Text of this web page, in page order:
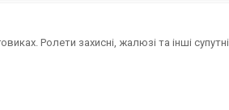
Ролети захисні, жалюзі та інші супутні